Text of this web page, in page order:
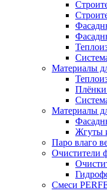
Материалы
Материалы
Жгуты
Паро влаго
Очистители
Смеси